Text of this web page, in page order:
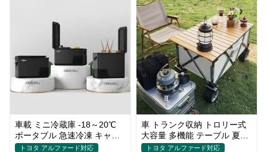
車載 ミニ冷蔵庫 -18～20℃
ポータブル 急速冷凍 キャン
プ アウトドア 車中泊 静音
トヨタ アルファード対応
車 トランク収納 トロリー式
大容量 多機能 テーブル 夏ド
ライブ キャンプ ピクニック
トヨタ アルファード対応